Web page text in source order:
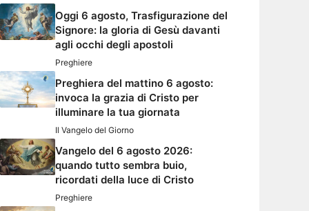
Oggi 6 agosto, Trasfigurazione del
Signore: la gloria di Gesù davanti
agli occhi degli apostoli
Preghiere
Preghiera del mattino 6 agosto:
invoca la grazia di Cristo per
illuminare la tua giornata
Il Vangelo del Giorno
Vangelo del 6 agosto 2026:
quando tutto sembra buio,
ricordati della luce di Cristo
Preghiere